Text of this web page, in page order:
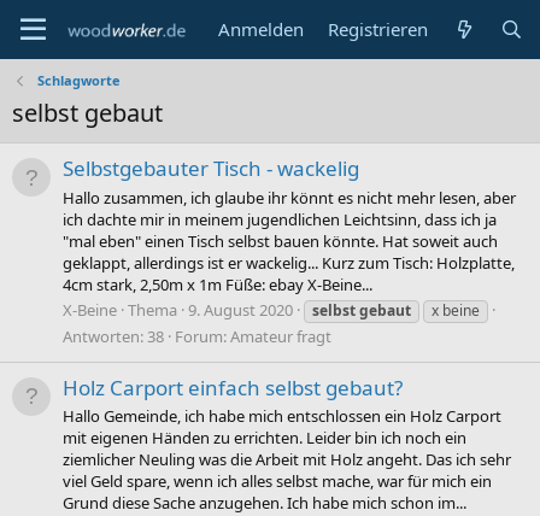
Anmelden Registrieren
Schlagworte
selbst gebaut
Selbstgebauter Tisch - wackelig
Hallo zusammen, ich glaube ihr könnt es nicht mehr lesen, aber
ich dachte mir in meinem jugendlichen Leichtsinn, dass ich ja
"mal eben" einen Tisch selbst bauen könnte. Hat soweit auch
geklappt, allerdings ist er wackelig... Kurz zum Tisch: Holzplatte,
4cm stark, 2,50m x 1m Füße: ebay X-Beine...
X-Beine Thema 9. August 2020 selbstgebaut x beine
Antworten: 38 Forum:Amateur fragt
Holz Carport einfach selbst gebaut?
Hallo Gemeinde, ich habe mich entschlossen ein Holz Carport
mit eigenen Händen zu errichten. Leider bin ich noch ein
ziemlicher Neuling was die Arbeit mit Holz angeht. Das ich sehr
viel Geld spare, wenn ich alles selbst mache, war für mich ein
Grund diese Sache anzugehen. Ich habe mich schon im...